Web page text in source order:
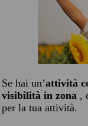
Se hai un’attività
visibilità in zona ,
per la tua attività.